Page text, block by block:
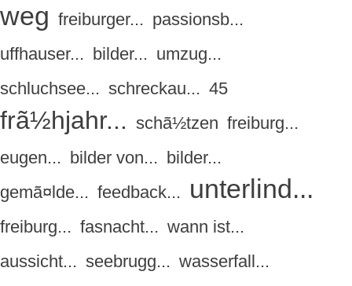
weg freiburger... passionsb...
uffhauser... bilder... umzug...
schluchsee... schreckau... 45
frã½hjahr... schã½tzen freiburg...
eugen... bilder von... bilder...
gemã¤lde... feedback... unterlind...
freiburg... fasnacht... wann ist...
aussicht... seebrugg... wasserfall...